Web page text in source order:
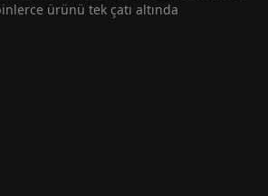
ürünü tek çatı altında